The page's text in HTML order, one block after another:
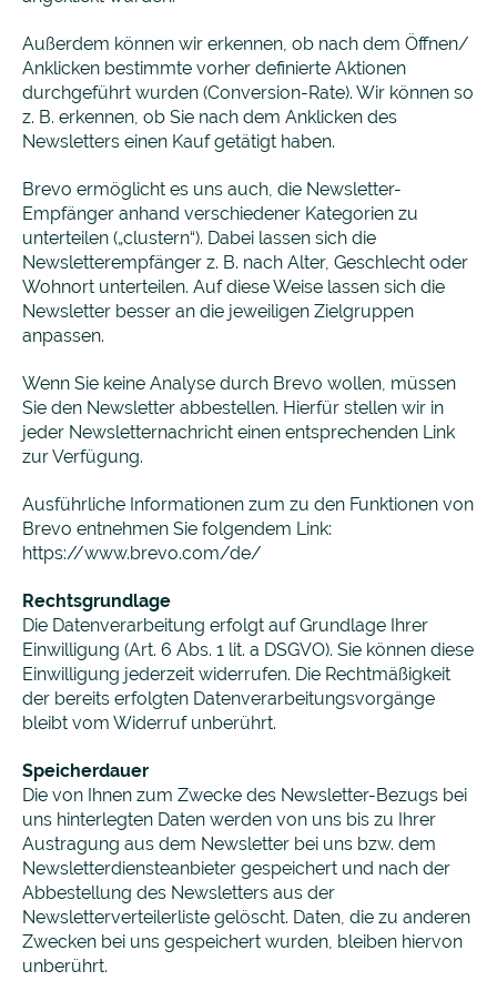
Außerdem können wir erkennen, ob nach dem Öffnen/
Anklicken bestimmte vorher definierte Aktionen
durchgeführt wurden (Conversion-Rate). Wir können so
z. B. erkennen, ob Sie nach dem Anklicken des
Newsletters einen Kauf getätigt haben.
Brevo ermöglicht es uns auch, die Newsletter-
Empfänger anhand verschiedener Kategorien zu
unterteilen („clustern“). Dabei lassen sich die
Newsletterempfänger z. B. nach Alter, Geschlecht oder
Wohnort unterteilen. Auf diese Weise lassen sich die
Newsletter besser an die jeweiligen Zielgruppen
anpassen.
Wenn Sie keine Analyse durch Brevo wollen, müssen
Sie den Newsletter abbestellen. Hierfür stellen wir in
jeder Newsletternachricht einen entsprechenden Link
zur Verfügung.
Ausführliche Informationen zum zu den Funktionen von
Brevo entnehmen Sie folgendem Link:
https://www.brevo.com/de/
Rechtsgrundlage
Die Datenverarbeitung erfolgt auf Grundlage Ihrer
Einwilligung (Art. 6 Abs. 1 lit. a DSGVO). Sie können diese
Einwilligung jederzeit widerrufen. Die Rechtmäßigkeit
der bereits erfolgten Datenverarbeitungsvorgänge
bleibt vom Widerruf unberührt.
Speicherdauer
Die von Ihnen zum Zwecke des Newsletter-Bezugs bei
uns hinterlegten Daten werden von uns bis zu Ihrer
Austragung aus dem Newsletter bei uns bzw. dem
Newsletterdiensteanbieter gespeichert und nach der
Abbestellung des Newsletters aus der
Newsletterverteilerliste gelöscht. Daten, die zu anderen
Zwecken bei uns gespeichert wurden, bleiben hiervon
unberührt.